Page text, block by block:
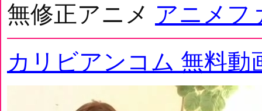
無修正アニメ アニメフ
カリビアンコム 無料動